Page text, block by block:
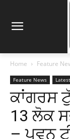
Home Feature
Feature News Latest
ਕਾਂਗਰਸ
13 ਲੋਕ
– ਪਵਨ